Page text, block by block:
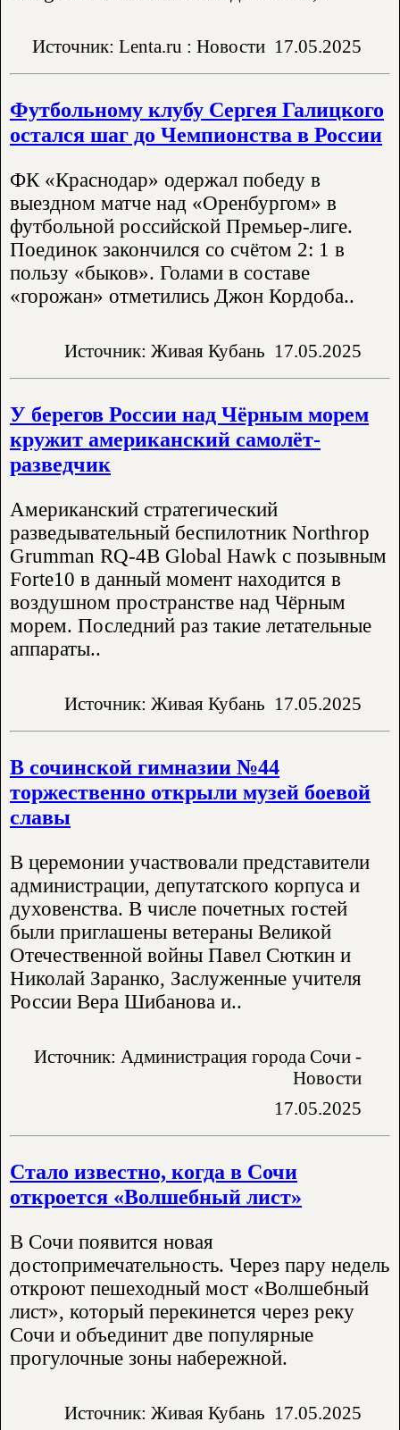
Источник: Lenta.ru : Новости 17.05.2025
Футбольному клубу Сергея Галицкого
остался шаг до Чемпионства в России
ФК «Краснодар» одержал победу в
выездном матче над «Оренбургом» в
футбольной российской Премьер-лиге.
Поединок закончился со счётом 2: 1 в
пользу «быков». Голами в составе
«горожан» отметились Джон Кордоба..
Источник: Живая Кубань 17.05.2025
У берегов России над Чёрным морем
кружит американский самолёт-
разведчик
Американский стратегический
разведывательный беспилотник Northrop
Grumman RQ-4B Global Hawk с позывным
Forte10 в данный момент находится в
воздушном пространстве над Чёрным
морем. Последний раз такие летательные
аппараты..
Источник: Живая Кубань 17.05.2025
В сочинской гимназии №44
торжественно открыли музей боевой
славы
В церемонии участвовали представители
администрации, депутатского корпуса и
духовенства. В числе почетных гостей
были приглашены ветераны Великой
Отечественной войны Павел Сюткин и
Николай Заранко, Заслуженные учителя
России Вера Шибанова и..
Источник: Администрация города Сочи -
Новости
17.05.2025
Стало известно, когда в Сочи
откроется «Волшебный лист»
В Сочи появится новая
достопримечательность. Через пару недель
откроют пешеходный мост «Волшебный
лист», который перекинется через реку
Сочи и объединит две популярные
прогулочные зоны набережной.
Источник: Живая Кубань 17.05.2025